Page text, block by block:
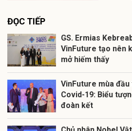
ĐỌC TIẾP
GS. Ermias
VinFuture tạo nên
mở hiếm thấy
VinFuture mùa
Covid-19: Biểu
đoàn kết